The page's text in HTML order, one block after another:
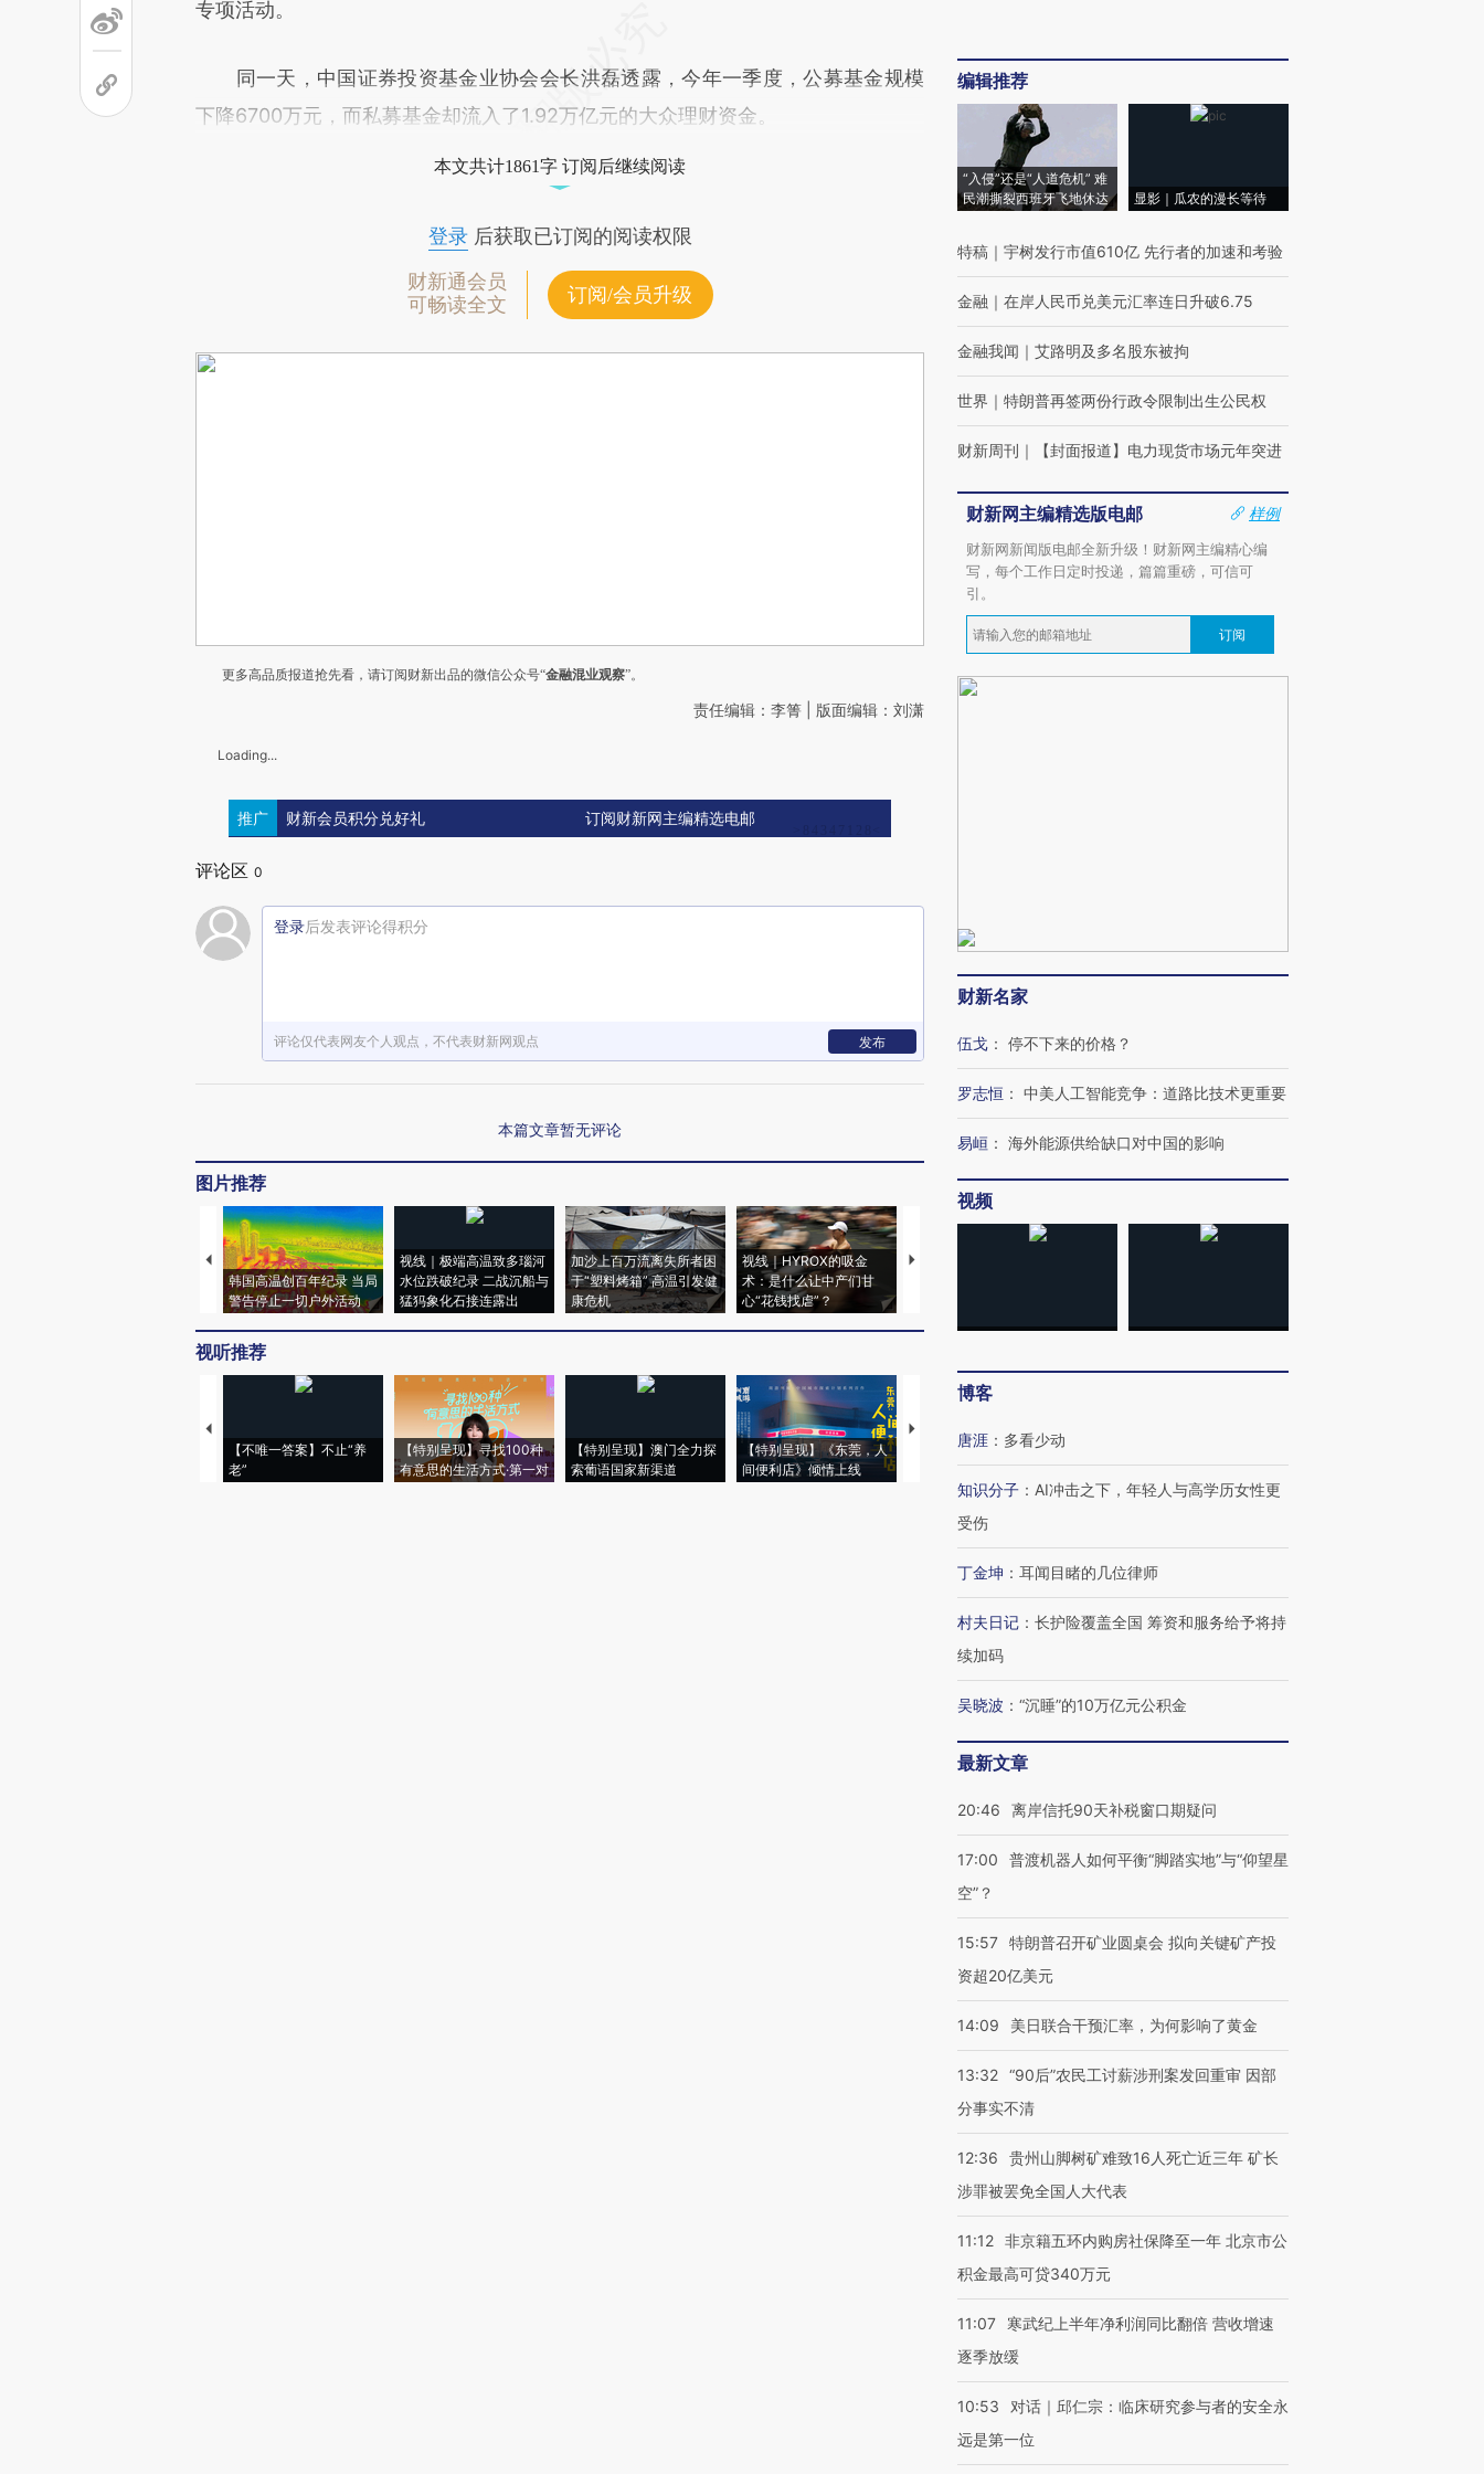
专项活动。
同一天，中国证券投资基金业协会会长洪磊透露，今年一季度，公募基金规模
下降6700万元，而私募基金却流入了1.92万亿元的大众理财资金。
本文共计1861字 订阅后继续阅读
登录后获取已订阅的阅读权限
财新通会员
可畅读全文
订阅/会员升级
更多高品质报道抢先看，请订阅财新出品的微信公众号“金融混业观察”。
责任编辑：李箐 | 版面编辑：刘潇
Loading...
推广 财新会员积分兑好礼 订阅财新网主编精选电邮
评论区 0
登录后发表评论得积分
评论仅代表网友个人观点，不代表财新网观点 发布
本篇文章暂无评论
图片推荐
韩国高温创百年纪录 当局
警告停止一切户外活动
视线｜极端高温致多瑙河
水位跌破纪录 二战沉船与
猛犸象化石接连露出
加沙上百万流离失所者困
于“塑料烤箱” 高温引发健
康危机
视线｜HYROX的吸金
术：是什么让中产们甘
心“花钱找虐”？
马航飞行员跨国走私7万
视听推荐
【不唯一答案】不止“养
老”
【特别呈现】寻找100种
有意思的生活方式·第一对
【特别呈现】澳门全力探
索葡语国家新渠道
【特别呈现】《东莞，人
间便利店》倾情上线
【推广】走进第四届链博
会，让数智科技“链”接产
有意思的生活方式·第三对
住三大增长引擎是什么？
编辑推荐
“入侵”还是“人道危机” 难
民潮撕裂西班牙飞地休达
显影｜瓜农的漫长等待
特稿 ｜ 宇树发行市值610亿 先行者的加速和考验
金融 ｜ 在岸人民币兑美元汇率连日升破6.75
金融我闻 ｜ 艾路明及多名股东被拘
世界 ｜ 特朗普再签两份行政令限制出生公民权
财新周刊 ｜ 【封面报道】电力现货市场元年突进
财新网主编精选版电邮
样例
财新网新闻版电邮全新升级！财新网主编精心编
写，每个工作日定时投递，篇篇重磅，可信可
引。
订阅
财新名家
伍戈 ： 停不下来的价格？
罗志恒 ： 中美人工智能竞争：道路比技术更重要
易峘 ： 海外能源供给缺口对中国的影响
视频
博客
唐涯 ： 多看少动
知识分子 ： AI冲击之下，年轻人与高学历女性更
受伤
丁金坤 ： 耳闻目睹的几位律师
村夫日记 ： 长护险覆盖全国 筹资和服务给予将持
续加码
吴晓波 ： “沉睡”的10万亿元公积金
最新文章
20:46 离岸信托90天补税窗口期疑问
17:00
普渡机器人如何平衡“脚踏实地”与“仰望星
空”？
15:57 特朗普召开矿业圆桌会 拟向关键矿产投
资超20亿美元
14:09 美日联合干预汇率，为何影响了黄金
13:32 “90后”农民工讨薪涉刑案发回重审 因部
分事实不清
12:36
贵州山脚树矿难致16人死亡近三年 矿长
涉罪被罢免全国人大代表
11:12 非京籍五环内购房社保降至一年 北京市公
积金最高可贷340万元
11:07
寒武纪上半年净利润同比翻倍 营收增速
逐季放缓
10:53
对话｜邱仁宗：临床研究参与者的安全永
远是第一位